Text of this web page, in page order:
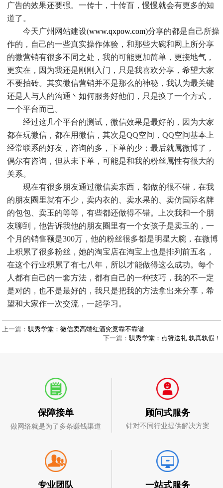
广告的效果还要强。一传十，十传百，慢慢就会有更多的知
道了。
今天广州网站建设(www.qxpow.com)分享的都是自己所操
作的，自己的一些真实操作体验，和那些大碗和网上所分享
的微营销有很多不同之处，我的可能更加简单，更接地气，
更实在，因为我还是刚刚入门，只是我喜欢分享，希望大家
不要拍砖。其实微信营销并不是那么的神秘，我认为最关键
还是人与人的沟通丶如何服务好他们，只是换了一个方式，
一个平台而已。
经过这几个平台的测试，微信效果是最好的，因为大家
都在玩微信，都在用微信，其次是QQ空间，QQ空间基本上
经常联系的好友，咨询的多，下单的少；最后就属微博了，
偶尔有咨询，但从未下单，可能是和我的粉丝属性有很大的
关系。
现在有很多朋友通过微信卖东西，都做的很不错，在我
的朋友圈里就有不少，卖内衣的、卖水果的、卖仿国际名牌
的包包、卖玉的等等，有些都还做得不错。上次我和一个朋
友聊到，他告诉我他的朋友圈里有一个女孩子是卖玉的，一
个月的销售额是300万，他的粉丝很多都是明星大腕，在微博
上积累了很多粉丝，她的淘宝店在淘宝上也是排列前五名，
在这个行业积累了有七八年，所以才能做得这么成功。每个
人都有自己的一套方法，都有自己的一种技巧，我的不一定
是对的，也不是最好的，我只是把我的方法拿出来分享，希
望和大家作一次交流，一起学习。
上一篇：骐秀学堂：微信卖高端红酒究竟靠不靠谱
下一篇： 骐秀学堂：点赞送礼 孰真孰假！
保障接单
做网络就是为了多条赚钱渠道
顾问式服务
针对不同行业提供解决方案
专业团队 一站式服务